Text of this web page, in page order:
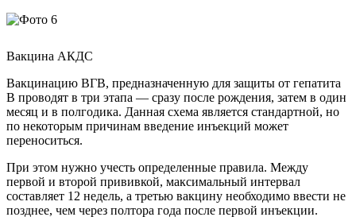
Вакцина АКДС
Вакцинацию ВГВ, предназначенную для защиты от гепатита
В проводят в три этапа ― сразу после рождения, затем в один
месяц и в полгодика. Данная схема является стандартной, но
по некоторым причинам введение инъекций может
переноситься.
При этом нужно учесть определенные правила. Между
первой и второй прививкой, максимальный интервал
составляет 12 недель, а третью вакцину необходимо ввести не
позднее, чем через полтора года после первой инъекции.